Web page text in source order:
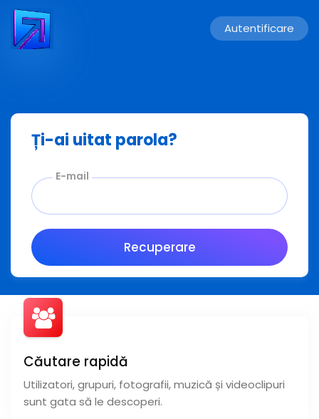
Autentificare
Ți-ai uitat parola?
E-mail
Recuperare
Căutare rapidă
Utilizatori, grupuri, fotografii, muzică și videoclipuri
sunt gata să le descoperi.